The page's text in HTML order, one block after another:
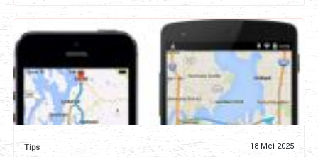
Tips 18 Mei 2025